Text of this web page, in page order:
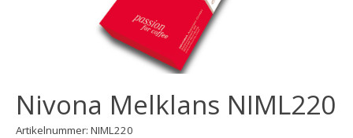
Nivona Melklans NIML220
Artikelnummer: NIML220